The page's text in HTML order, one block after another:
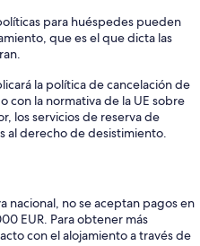
para huéspedes pueden
que es el que dicta las
la política de cancelación de
con la normativa de la UE sobre
los servicios de reserva de
al derecho de desistimiento.
nacional, no se aceptan pagos en
EUR. Para obtener más
con el alojamiento a través de